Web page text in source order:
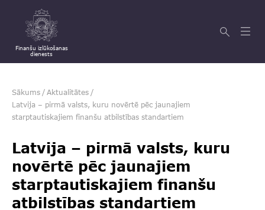
Finanšu izlūkošanas
dienests
Sākums / Aktualitātes /
Latvija – pirmā valsts, kuru novērtē pēc jaunajiem
starptautiskajiem finanšu atbilstības standartiem
Latvija – pirmā valsts, kuru
novērtē pēc jaunajiem
starptautiskajiem finanšu
atbilstības standartiem